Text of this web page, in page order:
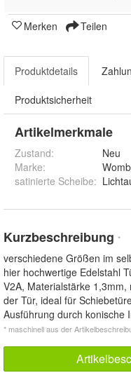
Merken Teilen
Produktdetails
Produktsicherheit
Artikelmerkmale
Zustand:
Neu
Marke:
satinierte Scheibe:
Kurzbeschreibung *
verschiedene Größen im
hier hochwertige Edelstahl
V2A, Materialstärke
der Tür, ideal für
Ausführung durch konische
* maschinell aus der